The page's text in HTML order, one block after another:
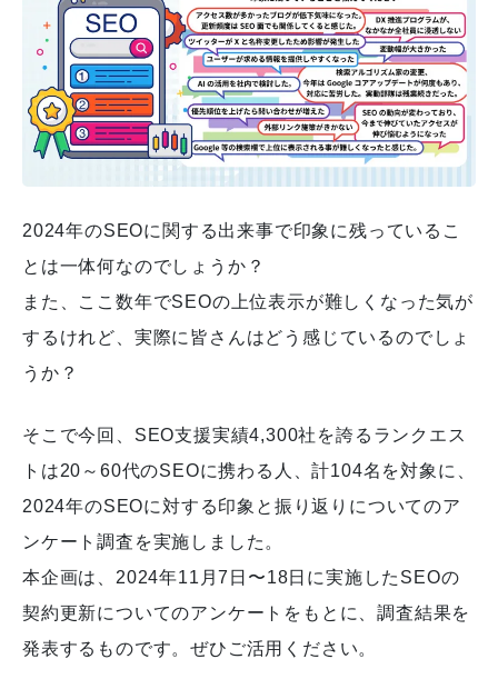
2024年のSEOに関する出来事で印象に残っているこ
とは一体何なのでしょうか？
また、ここ数年でSEOの上位表示が難しくなった気が
するけれど、実際に皆さんはどう感じているのでしょ
うか？
そこで今回、SEO支援実績4,300社を誇るランクエス
トは20～60代のSEOに携わる人、計104名を対象に、
2024年のSEOに対する印象と振り返りについてのア
ンケート調査を実施しました。
本企画は、2024年11月7日〜18日に実施したSEOの
契約更新についてのアンケートをもとに、調査結果を
発表するものです。ぜひご活用ください。